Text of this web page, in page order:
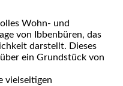
Wohn- und
von Ibbenbüren, das
darstellt. Dieses
ein Grundstück von
vielseitigen